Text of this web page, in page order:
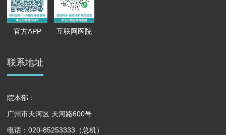
官方APP 互联网医院
联系地址
院本部：
广州市天河区 天河路600号
电话：020-85253333（总机）